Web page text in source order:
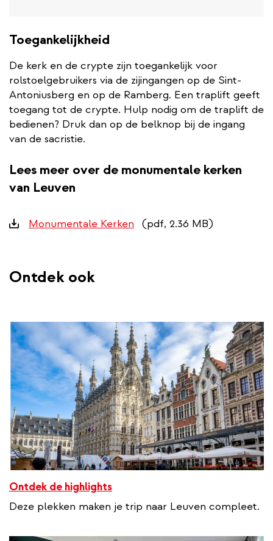
Toegankelijkheid
De kerk en de crypte zijn toegankelijk voor
rolstoelgebruikers via de zijingangen op de Sint-
Antoniusberg en op de Ramberg. Een traplift geeft
toegang tot de crypte. Hulp nodig om de traplift de
bedienen? Druk dan op de belknop bij de ingang
van de sacristie.
Lees meer over de monumentale kerken
van Leuven
Downloads
Monumentale Kerken (pdf, 2.36 MB)
Ontdek ook
Ontdek de highlights
Deze plekken maken je trip naar Leuven compleet.